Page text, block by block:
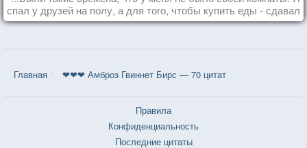
спал у друзей на полу, а для того, чтобы купить еды - сдавал
бутылки из под кока-колы"
Главная ❤❤❤ Амброз Гвиннет Бирс — 70 цитат
Правила
Конфиденциальность
Последние цитаты